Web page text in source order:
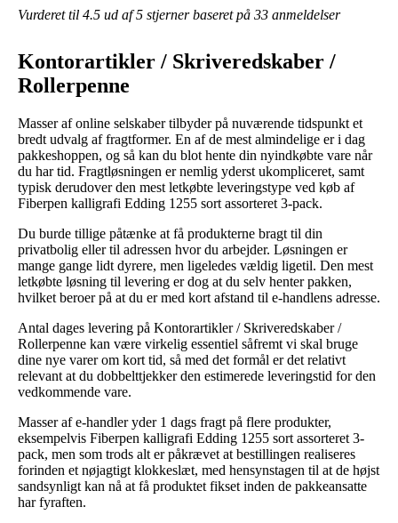
Vurderet til 4.5 ud af 5 stjerner baseret på 33 anmeldelser
Kontorartikler / Skriveredskaber /
Rollerpenne
Masser af online selskaber tilbyder på nuværende tidspunkt et
bredt udvalg af fragtformer. En af de mest almindelige er i dag
pakkeshoppen, og så kan du blot hente din nyindkøbte vare når
du har tid. Fragtløsningen er nemlig yderst ukompliceret, samt
typisk derudover den mest letkøbte leveringstype ved køb af
Fiberpen kalligrafi Edding 1255 sort assorteret 3-pack.
Du burde tillige påtænke at få produkterne bragt til din
privatbolig eller til adressen hvor du arbejder. Løsningen er
mange gange lidt dyrere, men ligeledes vældig ligetil. Den mest
letkøbte løsning til levering er dog at du selv henter pakken,
hvilket beroer på at du er med kort afstand til e-handlens adresse.
Antal dages levering på Kontorartikler / Skriveredskaber /
Rollerpenne kan være virkelig essentiel såfremt vi skal bruge
dine nye varer om kort tid, så med det formål er det relativt
relevant at du dobbelttjekker den estimerede leveringstid for den
vedkommende vare.
Masser af e-handler yder 1 dags fragt på flere produkter,
eksempelvis Fiberpen kalligrafi Edding 1255 sort assorteret 3-
pack, men som trods alt er påkrævet at bestillingen realiseres
forinden et nøjagtigt klokkeslæt, med hensynstagen til at de højst
sandsynligt kan nå at få produktet fikset inden de pakkeansatte
har fyraften.